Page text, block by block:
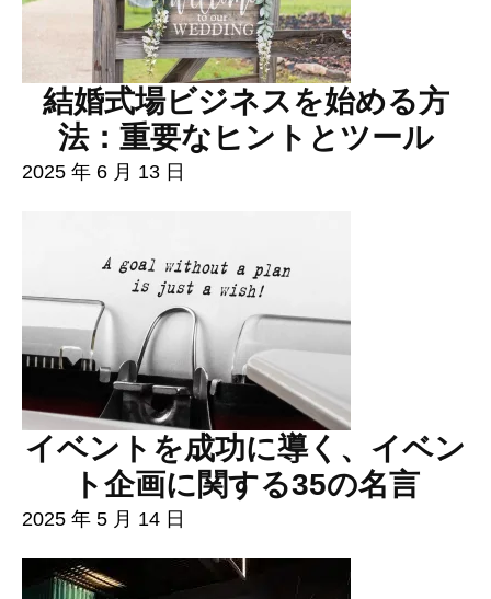
結婚式場ビジネスを始める方
法：重要なヒントとツール
2025 年 6 月 13 日
イベントを成功に導く、イベン
ト企画に関する35の名言
2025 年 5 月 14 日